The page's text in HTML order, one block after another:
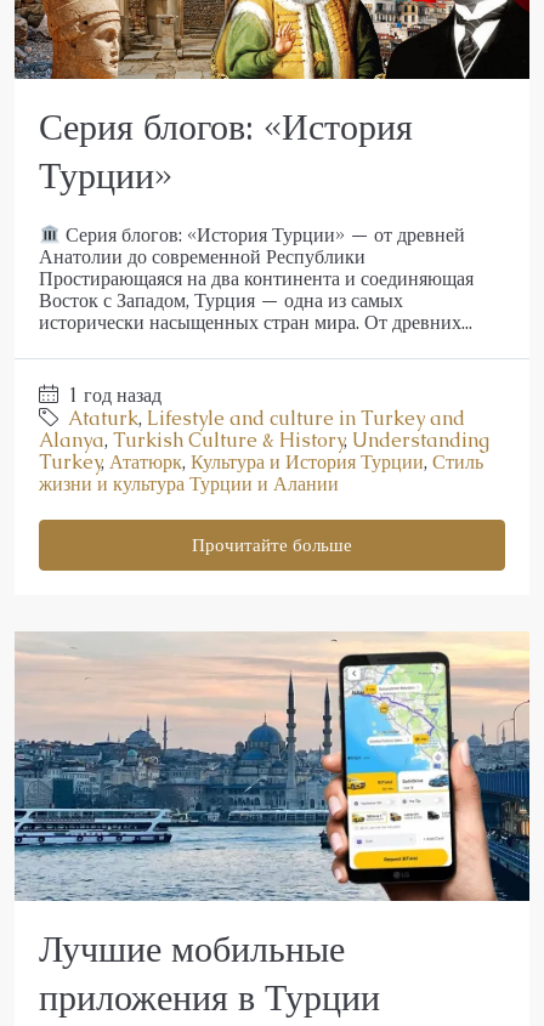
Серия блогов: «История
Турции»
Серия блогов: «История Турции» — от древней
Анатолии до современной Республики
Простирающаяся на два континента и соединяющая
Восток с Западом, Турция — одна из самых
исторически насыщенных стран мира. От древних...
1 год назад
Ataturk, Lifestyle and culture in Turkey and
Alanya, Turkish Culture & History, Understanding
Turkey, Ататюрк, Культура и История Турции, Стиль
жизни и культура Турции и Алании
Прочитайте больше
Лучшие мобильные
приложения в Турции